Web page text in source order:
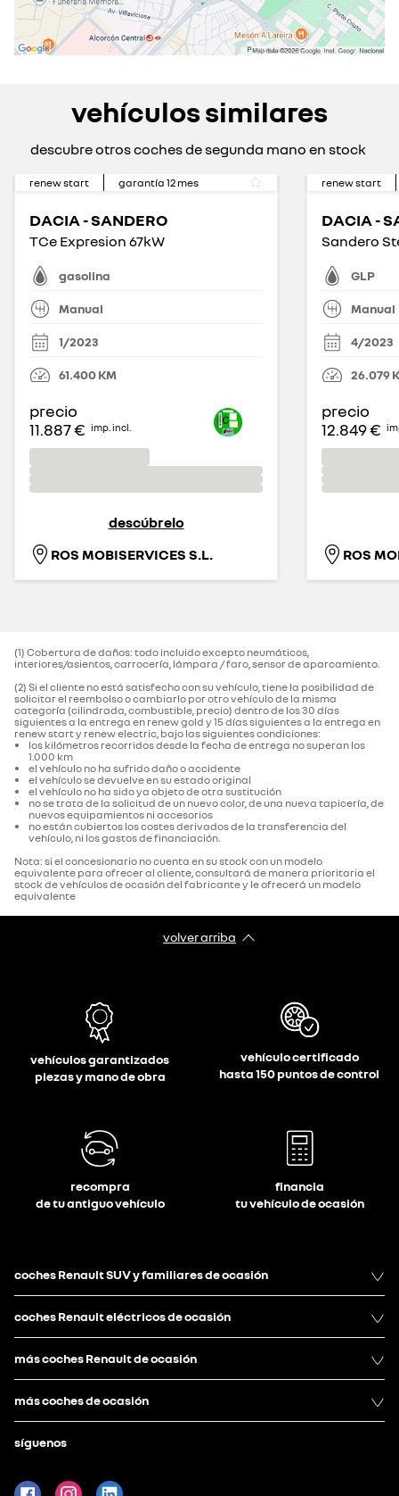
vehículos similares
descubre otros coches de segunda mano en stock
renew start garantía 12 mes
DACIA - SANDERO
TCe Expresion 67kW
gasolina
Manual
1/2023
61.400KM
precio
11.887 € imp. incl.
descúbrelo
ROS MOBISERVICES S.L.
renew start
DACIA -
GLP
Manual
4/2023
26.079
precio
12.849 €
ROS
(1) Cobertura de daños: todo incluido excepto neumáticos,
interiores/asientos, carrocería, lámpara / faro, sensor de aparcamiento.‌
(2) Si el cliente no está satisfecho con su vehículo, tiene la posibilidad de
solicitar el reembolso o cambiarlo por otro vehículo de la misma
categoría (cilindrada, combustible, precio) dentro de los 30 días
siguientes a la entrega en renew gold y 15 días siguientes a la entrega en
renew start y renew electric, bajo las siguientes condiciones:
los kilómetros recorridos desde la fecha de entrega no superan los
1.000 km
el vehículo no ha sufrido daño o accidente
el vehículo se devuelve en su estado original
el vehículo no ha sido ya objeto de otra sustitución
no se trata de la solicitud de un nuevo color, de una nueva tapicería, de
nuevos equipamientos ni accesorios
no están cubiertos los costes derivados de la transferencia del
vehículo, ni los gastos de financiación.
Nota: si el concesionario no cuenta en su stock con un modelo
equivalente para ofrecer al cliente, consultará de manera prioritaria el
stock de vehículos de ocasión del fabricante y le ofrecerá un modelo
equivalente
volver arriba
vehículos garantizados
piezas y mano de obra
vehículo certificado
hasta 150 puntos de control
recompra
de tu antiguo vehículo
financia
tu vehículo de ocasión
coches Renault SUV y familiares de ocasión
coches Renault eléctricos de ocasión
más coches Renault de ocasión
más coches de ocasión
síguenos